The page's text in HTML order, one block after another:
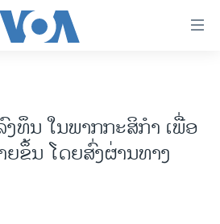
ສະຫະລັດ 2024
ທຶນ ໃນພາກກະສິກໍາ ເພື່ອ
ຂຶ້ນ ໂດຍສົ່ງຜ່ານທາງ